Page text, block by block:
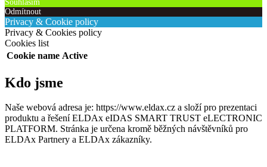
Souhlasím
Odmítnout
Privacy & Cookie policy
Privacy & Cookies policy
Cookies list
Cookie name Active
Kdo jsme
Naše webová adresa je: https://www.eldax.cz a složí pro prezentaci
produktu a řešení ELDAx eIDAS SMART TRUST eLECTRONIC
PLATFORM. Stránka je určena kromě běžných návštěvníků pro
ELDAx Partnery a ELDAx zákazníky.